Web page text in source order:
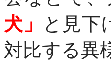
犬」
と見下
対比する異